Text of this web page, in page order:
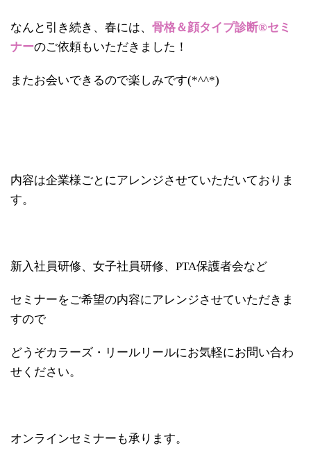
なんと引き続き、春には、 骨格＆顔タイプ診断®セミ
ナーのご依頼もいただきました！
またお会いできるので楽しみです(*^^*)
内容は企業様ごとにアレンジさせていただいておりま
す。
新入社員研修、女子社員研修、PTA保護者会など
セミナーをご希望の内容にアレンジさせていただきま
すので
どうぞカラーズ・リールリールにお気軽にお問い合わ
せください。
オンラインセミナーも承ります。